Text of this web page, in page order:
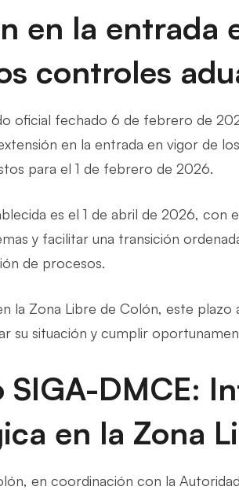
en la entrada
controles
oficial fechado 6 de febrero de
en la entrada en vigor de
para el 1 de febrero de 2026.
es el 1 de abril de 2026, con
y facilitar una transición
de procesos.
la Zona Libre de Colón, este
su situación y cumplir
SIGA-DMCE:
en la Zona
en coordinación con la